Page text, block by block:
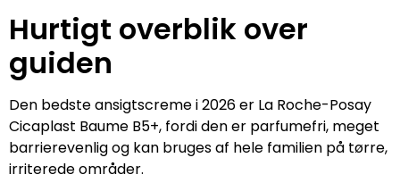
Hurtigt overblik over
guiden
Den bedste ansigtscreme i 2026 er La Roche-Posay
Cicaplast Baume B5+, fordi den er parfumefri, meget
barrierevenlig og kan bruges af hele familien på tørre,
irriterede områder.